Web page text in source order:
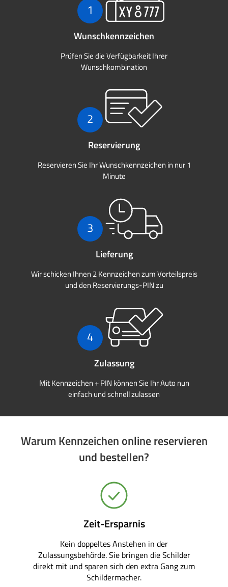
1
Wunschkennzeichen
Prüfen Sie die Verfügbarkeit Ihrer
Wunschkombination
2
Reservierung
Reservieren Sie Ihr Wunschkennzeichen in nur 1
Minute
3
Lieferung
Wir schicken Ihnen 2 Kennzeichen zum Vorteilspreis
und den Reservierungs-PIN zu
4
Zulassung
Mit Kennzeichen + PIN können Sie Ihr Auto nun
einfach und schnell zulassen
Warum Kennzeichen online reservieren
und bestellen?
Zeit-Ersparnis
Kein doppeltes Anstehen in der
Zulassungsbehörde. Sie bringen die Schilder
direkt mit und sparen sich den extra Gang zum
Schildermacher.